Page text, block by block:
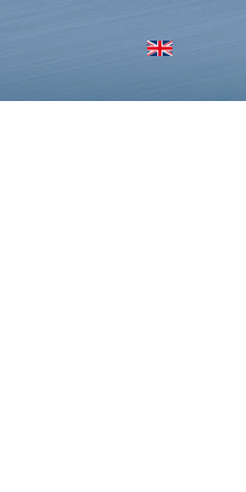
NavigationEN